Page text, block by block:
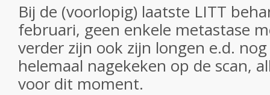
Bij de (voorlopig) laatste LITT
februari, geen enkele metastase
verder zijn ook zijn longen e.d.
helemaal nagekeken op de scan,
voor dit moment.